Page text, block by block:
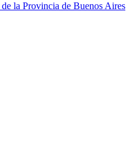
la Provincia de Buenos Aires